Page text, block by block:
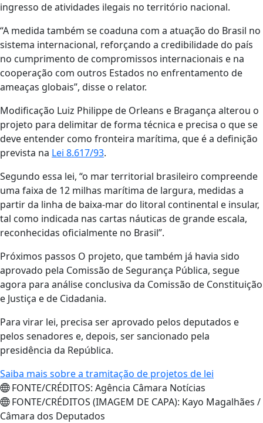
ingresso de atividades ilegais no território nacional.
“A medida também se coaduna com a atuação do Brasil no
sistema internacional, reforçando a credibilidade do país
no cumprimento de compromissos internacionais e na
cooperação com outros Estados no enfrentamento de
ameaças globais”, disse o relator.
Modificação Luiz Philippe de Orleans e Bragança alterou o
projeto para delimitar de forma técnica e precisa o que se
deve entender como fronteira marítima, que é a definição
prevista na Lei 8.617/93.
Segundo essa lei, “o mar territorial brasileiro compreende
uma faixa de 12 milhas marítima de largura, medidas a
partir da linha de baixa-mar do litoral continental e insular,
tal como indicada nas cartas náuticas de grande escala,
reconhecidas oficialmente no Brasil”.
Próximos passos O projeto, que também já havia sido
aprovado pela Comissão de Segurança Pública, segue
agora para análise conclusiva da Comissão de Constituição
e Justiça e de Cidadania.
Para virar lei, precisa ser aprovado pelos deputados e
pelos senadores e, depois, ser sancionado pela
presidência da República.
Saiba mais sobre a tramitação de projetos de lei
FONTE/CRÉDITOS: Agência Câmara Notícias
FONTE/CRÉDITOS (IMAGEM DE CAPA): Kayo Magalhães /
Câmara dos Deputados